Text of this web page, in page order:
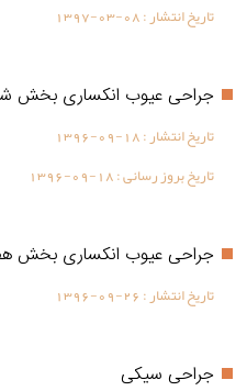
تاریخ انتشار :1397-03-08
جراحی عیوب انکساری بخش
تاریخ انتشار :1396-09-18
تاریخ بروز رسانی :1396-09-18
جراحی عیوب انکساری بخش
تاریخ انتشار :1396-09-26
جراحی سیکی